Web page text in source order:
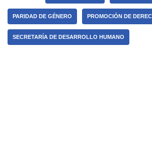
PARIDAD DE GÉNERO PROMOCIÓN DE
SECRETARÍA DE DESARROLLO HUMANO